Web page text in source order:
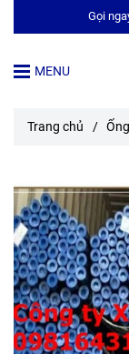
Gọi
MENU
Trang chủ /